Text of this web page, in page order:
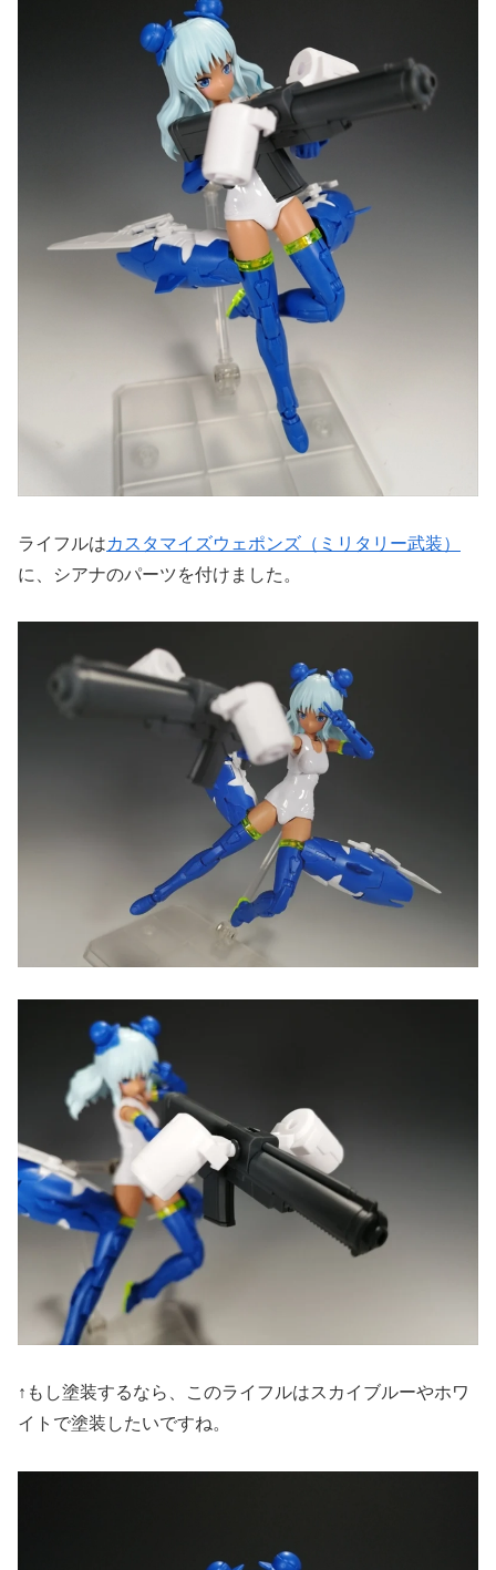
ライフルはカスタマイズウェポンズ（ミリタリー武装）
に、シアナのパーツを付けました。
↑もし塗装するなら、このライフルはスカイブルーやホワ
イトで塗装したいですね。